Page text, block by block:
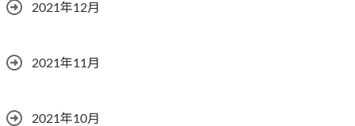
2021年12月
2021年11月
2021年10月